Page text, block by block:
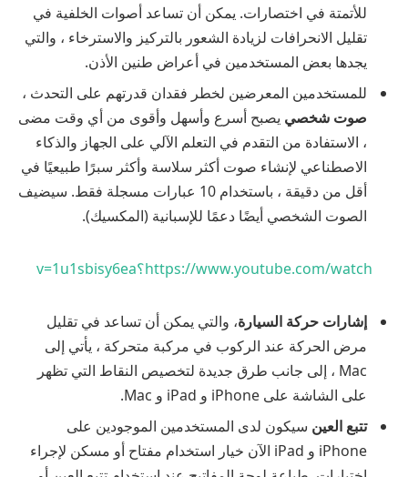
للأتمتة في اختصارات. يمكن أن تساعد أصوات الخلفية في
تقليل الانحرافات لزيادة الشعور بالتركيز والاسترخاء ، والتي
يجدها بعض المستخدمين في أعراض طنين الأذن.
للمستخدمين المعرضين لخطر فقدان قدرتهم على التحدث ،
صوت شخصي يصبح أسرع وأسهل وأقوى من أي وقت مضى
، الاستفادة من التقدم في التعلم الآلي على الجهاز والذكاء
الاصطناعي لإنشاء صوت أكثر سلاسة وأكثر سبرًا طبيعيًا في
أقل من دقيقة ، باستخدام 10 عبارات مسجلة فقط. سيضيف
الصوت الشخصي أيضًا دعمًا للإسبانية (المكسيك).
https://www.youtube.com/watch؟v=1u1sbisy6ea
إشارات حركة السيارة، والتي يمكن أن تساعد في تقليل
مرض الحركة عند الركوب في مركبة متحركة ، يأتي إلى
Mac ، إلى جانب طرق جديدة لتخصيص النقاط التي تظهر
على الشاشة على iPhone و iPad و Mac.
تتبع العين سيكون لدى المستخدمين الموجودين على
iPhone و iPad الآن خيار استخدام مفتاح أو مسكن لإجراء